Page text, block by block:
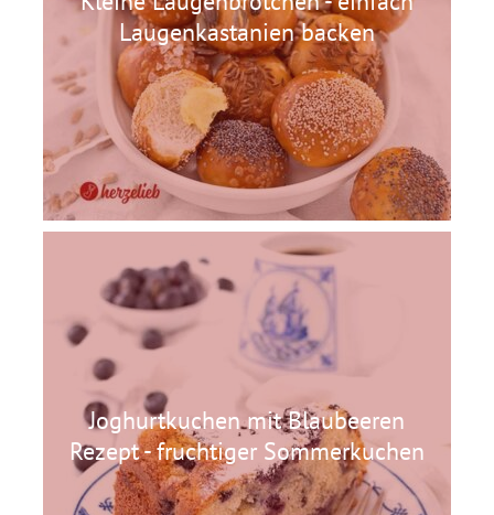
Laugenkastanien backen
Joghurtkuchen mit Blaubeeren
Rezept - fruchtiger Sommerkuchen